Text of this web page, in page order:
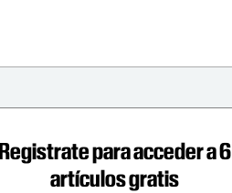
para acceder a 6
artículos gratis